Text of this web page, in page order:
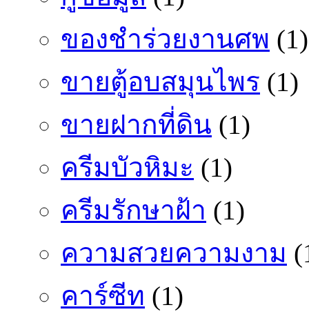
ของชำร่วยงานศพ (1)
ขายตู้อบสมุนไพร (1)
ขายฝากที่ดิน (1)
ครีมบัวหิมะ (1)
ครีมรักษาฝ้า (1)
ความสวยความงาม
คาร์ซีท (1)